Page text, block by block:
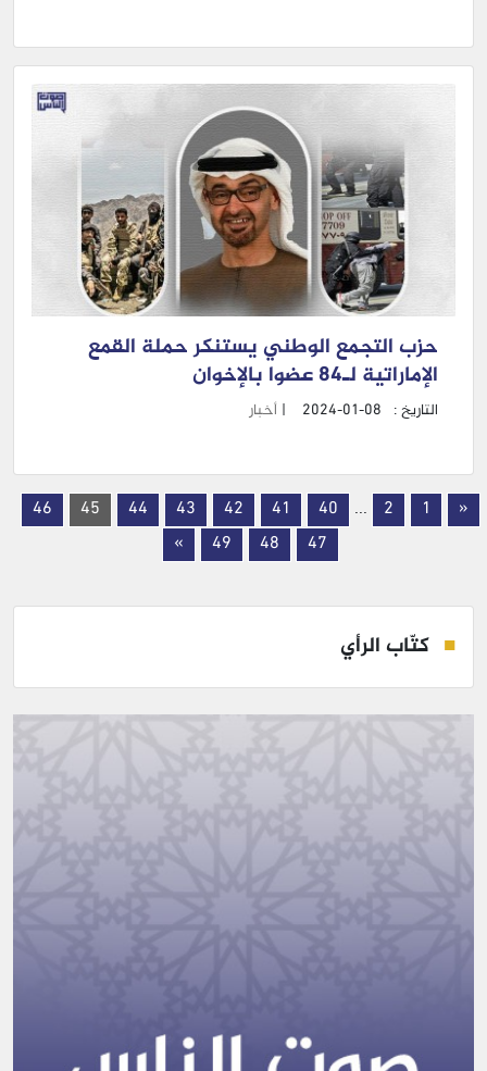
حزب التجمع الوطني يستنكر حملة القمع
الإماراتية لـ84 عضوا بالإخوان
التاريخ : 2024-01-08
| أخبار
«
1
2
...
40
41
42
43
44
45
46
47
48
49
»
كتّاب الرأي